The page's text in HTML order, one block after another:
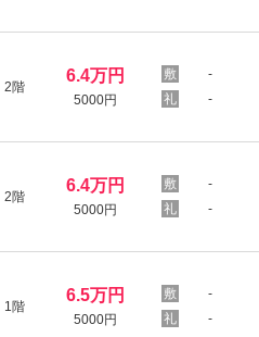
2階
6.4万円
5000円
-
-
2階
6.4万円
5000円
-
-
1階
6.5万円
5000円
-
-